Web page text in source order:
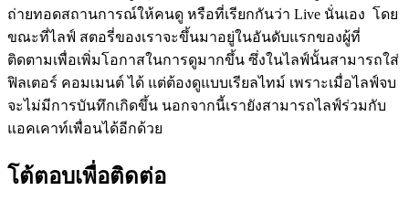
ถ่ายทอดสถานการณ์ให้คนดู หรือที่เรียกกันว่า Live นั่นเอง โดย
ขณะที่ไลฟ์ สตอรี่ของเราจะขึ้นมาอยู่ในอันดับแรกของผู้ที่
ติดตามเพื่อเพิ่มโอกาสในการดูมากขึ้น ซึ่งในไลฟ์นั้นสามารถใส่
ฟิลเตอร์ คอมเมนต์ ได้ แต่ต้องดูแบบเรียลไทม์ เพราะเมื่อไลฟ์จบ
จะไม่มีการบันทึกเกิดขึ้น นอกจากนี้เรายังสามารถไลฟ์ร่วมกับ
แอคเคาท์เพื่อนได้อีกด้วย
โต้ตอบเพื่อติดต่อ